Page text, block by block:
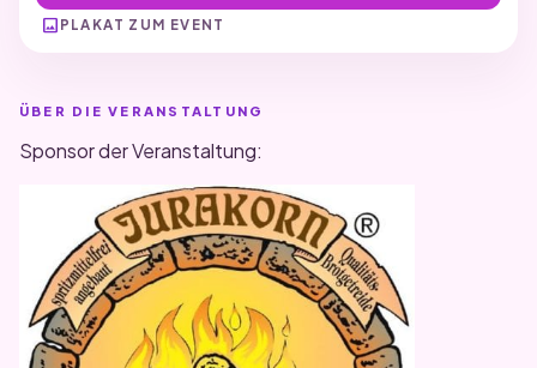
image PLAKAT ZUM EVENT
ÜBER DIE VERANSTALTUNG
Sponsor der Veranstaltung: